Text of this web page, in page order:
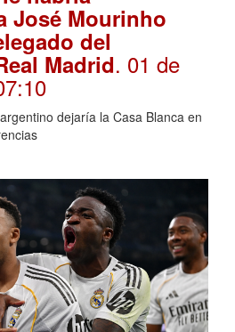
José Mourinho
del
Madrid. 01 de
dejaría la Casa Blanca en